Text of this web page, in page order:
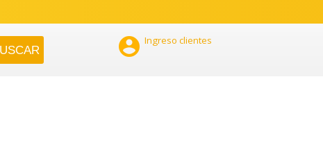
 Ingreso clientes